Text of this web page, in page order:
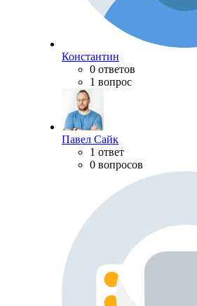
Константин
0 ответов
1 вопрос
Павел Сайк
1 ответ
0 вопросов